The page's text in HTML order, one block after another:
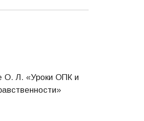
О. Л. «Уроки ОПК и